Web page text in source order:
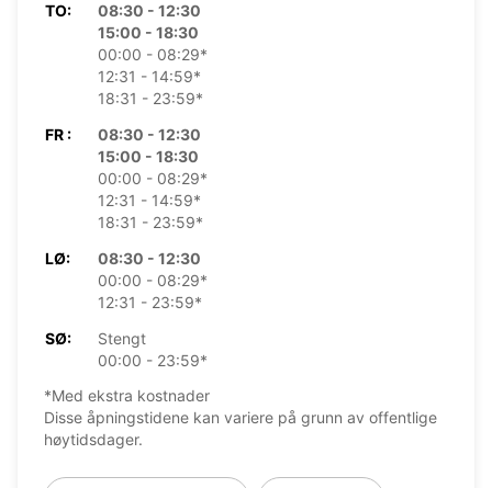
TO:
08:30 - 12:30
15:00 - 18:30
00:00 - 08:29*
12:31 - 14:59*
18:31 - 23:59*
FR :
08:30 - 12:30
15:00 - 18:30
00:00 - 08:29*
12:31 - 14:59*
18:31 - 23:59*
LØ:
08:30 - 12:30
00:00 - 08:29*
12:31 - 23:59*
SØ:
Stengt
00:00 - 23:59*
*Med ekstra kostnader
Disse åpningstidene kan variere på grunn av offentlige
høytidsdager.